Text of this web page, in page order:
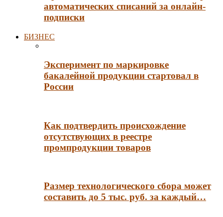
автоматических списаний за онлайн-
подписки
БИЗНЕС
Эксперимент по маркировке
бакалейной продукции стартовал в
России
Как подтвердить происхождение
отсутствующих в реестре
промпродукции товаров
Размер технологического сбора может
составить до 5 тыс. руб. за каждый…